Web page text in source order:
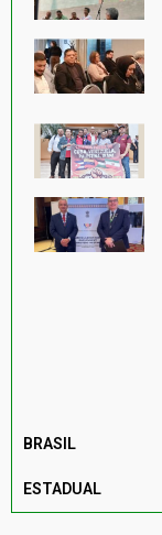
BRASIL
ESTADUAL